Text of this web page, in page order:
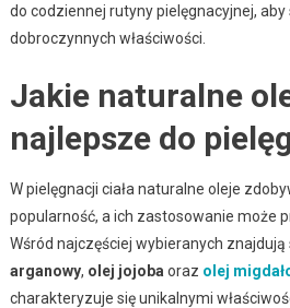
do codziennej rutyny pielęgnacyjnej, aby
dobroczynnych właściwości.
Jakie naturalne
najlepsze do
W pielęgnacji ciała naturalne oleje
popularność, a ich zastosowanie może
Wśród najczęściej wybieranych znajdują
arganowy, olej jojoba oraz olej
charakteryzuje się unikalnymi